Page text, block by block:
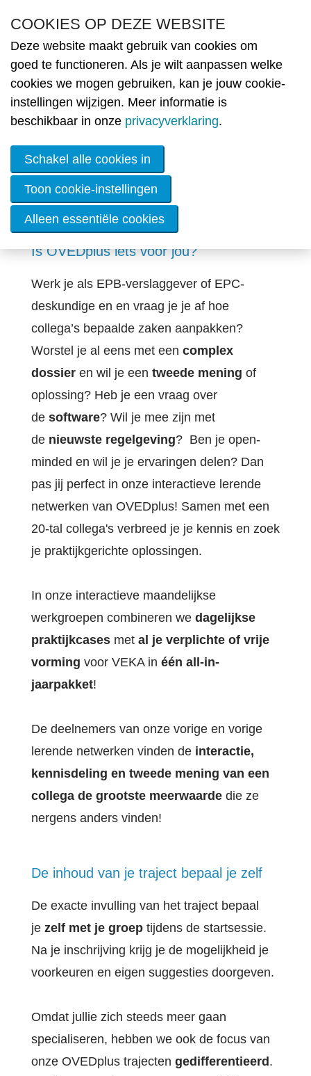
MENU
Is OVEDPlus iets
voor jou?
Is OVEDplus iets voor jou?
Werk je als EPB-verslaggever of EPC-
deskundige en en vraag je je af hoe
collega’s bepaalde zaken aanpakken?
Worstel je al eens met een complex
dossieren wil je een tweede mening of
oplossing? Heb je een vraag over
de software? Wil je mee zijn met
de nieuwste regelgeving? Ben je open-
minded en wil je je ervaringen delen? Dan
pas jij perfect in onze interactieve lerende
netwerken van OVEDplus! Samen met een
20-tal collega's verbreed je je kennis en zoek
je praktijkgerichte oplossingen.
In onze interactieve maandelijkse
werkgroepen combineren we dagelijkse
praktijkcases met al je verplichte of vrije
vorming voor VEKA in één all-in-
jaarpakket!
De deelnemers van onze vorige en vorige
lerende netwerken vinden deinteractie,
kennisdeling en tweede mening van een
collega de grootste meerwaarde die ze
nergens anders vinden!
De inhoud van je traject bepaal je zelf
De exacte invulling van het traject bepaal
jezelf met je groeptijdens de startsessie.
Na je inschrijving krijg je de mogelijkheid je
voorkeuren en eigen suggesties doorgeven.
Omdat jullie zich steeds meer gaan
specialiseren, hebben we ook de focus van
onze OVEDplus trajecten gedifferentieerd .
COOKIES OP DEZE WEBSITE
Deze website maakt gebruik van cookies om
goed te functioneren. Als je wilt aanpassen welke
cookies we mogen gebruiken, kan je jouw cookie-
instellingen wijzigen. Meer informatie is
beschikbaar in onze privacyverklaring.
Schakel alle cookies in
Toon cookie-instellingen
Alleen essentiële cookies